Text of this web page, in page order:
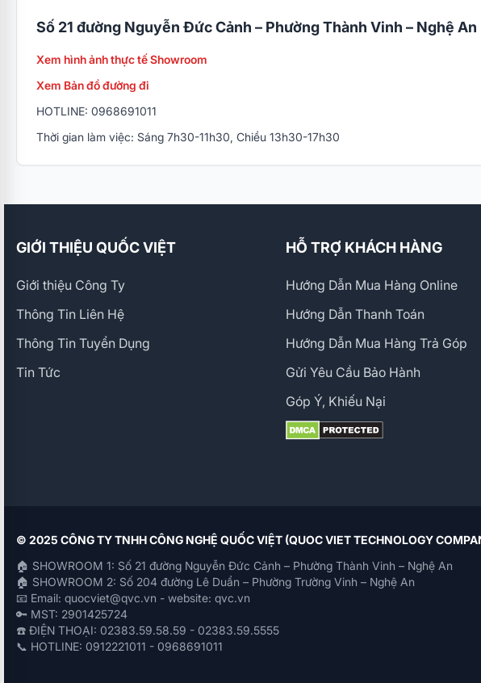
Số 21 đường Nguyễn Đức Cảnh – Phường Thành Vinh – Nghệ An
Xem hình ảnh thực tế Showroom
Xem Bản đồ đường đi
HOTLINE: 0968691011
Thời gian làm việc: Sáng 7h30-11h30, Chiều 13h30-17h30
GIỚI THIỆU QUỐC VIỆT
Giới thiệu Công Ty
Thông Tin Liên Hệ
Thông Tin Tuyển Dụng
Tin Tức
HỖ TRỢ KHÁCH HÀNG
Hướng Dẫn Mua Hàng Online
Hướng Dẫn Thanh Toán
Hướng Dẫn Mua Hàng Trả Góp
Gửi Yêu Cầu Bảo Hành
Góp Ý, Khiếu Nại
© 2025 CÔNG TY TNHH CÔNG NGHỆ QUỐC VIỆT (QUOC VIET TECHNOLOGY
🏠 SHOWROOM 1: Số 21 đường Nguyễn Đức Cảnh – Phường Thành Vinh – Nghệ An
🏠 SHOWROOM 2: Số 204 đường Lê Duẩn – Phường Trường Vinh – Nghệ An
📧 Email: quocviet@qvc.vn - website: qvc.vn
🔑 MST: 2901425724
☎️ ĐIỆN THOẠI: 02383.59.58.59 - 02383.59.5555
📞 HOTLINE: 0912221011 - 0968691011